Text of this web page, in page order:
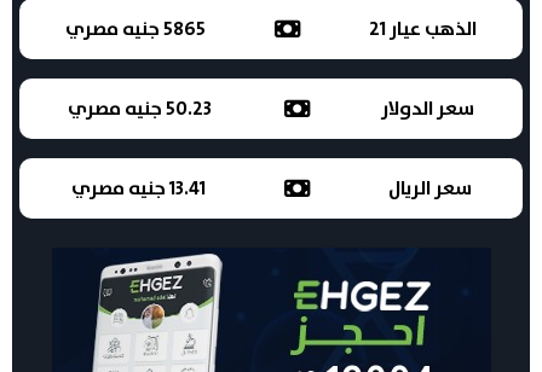
الذهب عيار 21 5865 جنيه مصري
سعر الدولار 50.23 جنيه مصري
سعر الريال 13.41 جنيه مصري